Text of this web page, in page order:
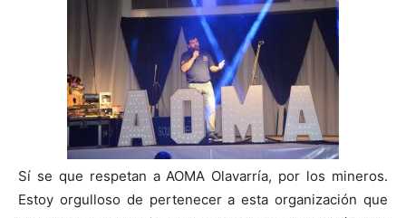
Sí se que respetan a AOMA Olavarría, por los mineros.
Estoy orgulloso de pertenecer a esta organización que